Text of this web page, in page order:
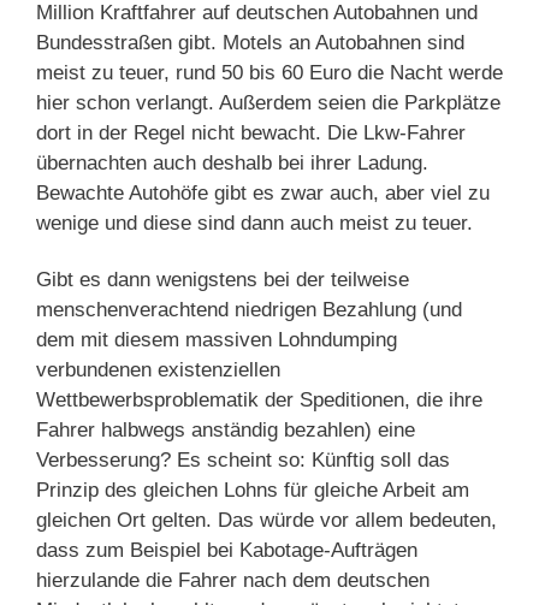
Million Kraftfahrer auf deutschen Autobahnen und
Bundesstraßen gibt. Motels an Autobahnen sind
meist zu teuer, rund 50 bis 60 Euro die Nacht werde
hier schon verlangt. Außerdem seien die Parkplätze
dort in der Regel nicht bewacht. Die Lkw-Fahrer
übernachten auch deshalb bei ihrer Ladung.
Bewachte Autohöfe gibt es zwar auch, aber viel zu
wenige und diese sind dann auch meist zu teuer.
Gibt es dann wenigstens bei der teilweise
menschenverachtend niedrigen Bezahlung (und
dem mit diesem massiven Lohndumping
verbundenen existenziellen
Wettbewerbsproblematik der Speditionen, die ihre
Fahrer halbwegs anständig bezahlen) eine
Verbesserung? Es scheint so: Künftig soll das
Prinzip des gleichen Lohns für gleiche Arbeit am
gleichen Ort gelten. Das würde vor allem bedeuten,
dass zum Beispiel bei Kabotage-Aufträgen
hierzulande die Fahrer nach dem deutschen